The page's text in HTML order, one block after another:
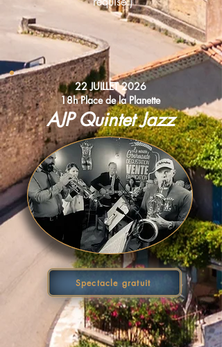
22 JUILLET 2026
18h Place de la Planette
AJP Quintet Jazz
Spectacle gratuit